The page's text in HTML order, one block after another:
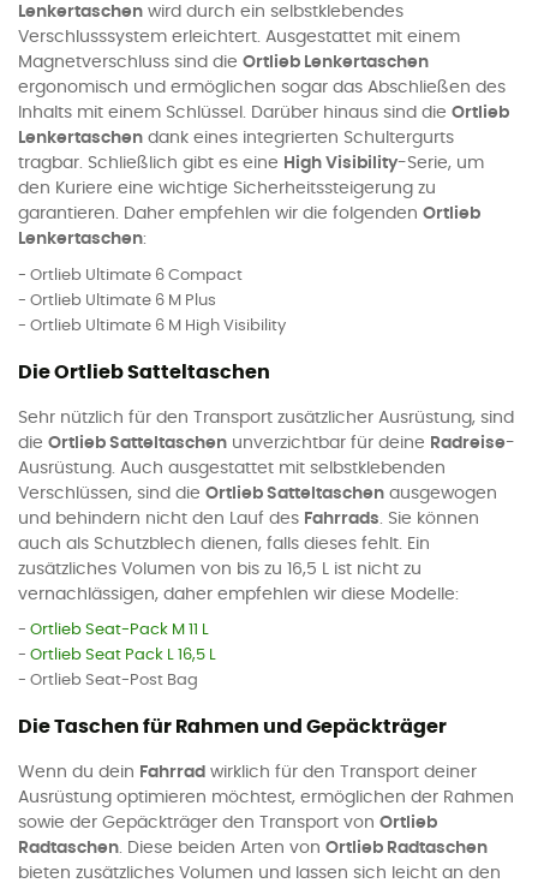
Lenkertaschen wird durch ein selbstklebendes
Verschlusssystem erleichtert. Ausgestattet mit einem
Magnetverschluss sind die Ortlieb Lenkertaschen
ergonomisch und ermöglichen sogar das Abschließen des
Inhalts mit einem Schlüssel. Darüber hinaus sind die Ortlieb
Lenkertaschen dank eines integrierten Schultergurts
tragbar. Schließlich gibt es eine High Visibility-Serie, um
den Kuriere eine wichtige Sicherheitssteigerung zu
garantieren. Daher empfehlen wir die folgenden Ortlieb
Lenkertaschen:
- Ortlieb Ultimate 6 Compact
- Ortlieb Ultimate 6 M Plus
- Ortlieb Ultimate 6 M High Visibility
Die Ortlieb Satteltaschen
Sehr nützlich für den Transport zusätzlicher Ausrüstung, sind
die Ortlieb Satteltaschen unverzichtbar für deine Radreise-
Ausrüstung. Auch ausgestattet mit selbstklebenden
Verschlüssen, sind die Ortlieb Satteltaschen ausgewogen
und behindern nicht den Lauf des Fahrrads . Sie können
auch als Schutzblech dienen, falls dieses fehlt. Ein
zusätzliches Volumen von bis zu 16,5 L ist nicht zu
vernachlässigen, daher empfehlen wir diese Modelle:
- Ortlieb Seat-Pack M 11 L
- Ortlieb Seat Pack L 16,5 L
- Ortlieb Seat-Post Bag
Die Taschen für Rahmen und Gepäckträger
Wenn du dein Fahrrad wirklich für den Transport deiner
Ausrüstung optimieren möchtest, ermöglichen der Rahmen
sowie der Gepäckträger den Transport von Ortlieb
Radtaschen. Diese beiden Arten von Ortlieb Radtaschen
bieten zusätzliches Volumen und lassen sich leicht an den